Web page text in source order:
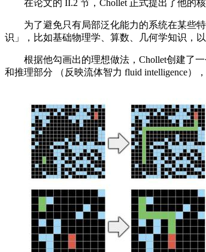
在论文的 II.2 节，Chollet 正式提出了他的核
为了避免只有局部泛化能力的系统在某些特
识」，比如基础物理学、算数、几何学知识，
根据他勾画出的理想做法，Chollet创建了一
和推理部分 （反映流体智力 fluid intelligence）